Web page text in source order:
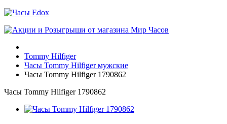
Tommy Hilfiger
Часы Tommy Hilfiger мужские
Часы Tommy Hilfiger 1790862
Часы Tommy Hilfiger 1790862